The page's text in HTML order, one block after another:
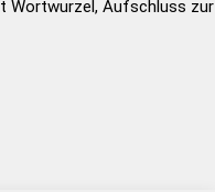
Wortwurzel, Aufschluss zur